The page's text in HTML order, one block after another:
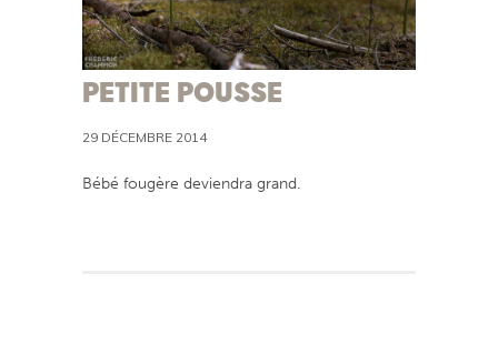
PETITE POUSSE
29 DÉCEMBRE 2014
Bébé fougère deviendra grand.